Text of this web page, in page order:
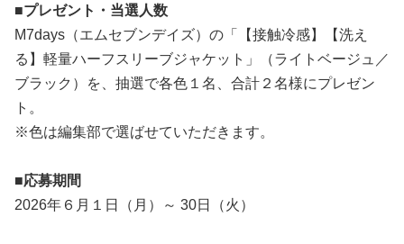
■プレゼント・当選人数
M7days（エムセブンデイズ）の「【接触冷感】【洗え
る】軽量ハーフスリーブジャケット」（ライトベージュ／
ブラック）を、抽選で各色１名、合計２名様にプレゼン
ト。
※色は編集部で選ばせていただきます。
■応募期間
2026年６月１日（月）～ 30日（火）